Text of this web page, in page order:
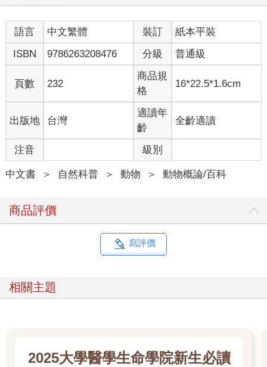
此瞥見我的第一隻翠鳥或倉鴞（barn owl）才更有可能引誘我走入
自然，並且啟發我一生對於自然世界的熱愛。
鳥類是如此無所不在，或許解釋了為何比起其他動物，牠們幾個
世紀以來引發了更多研究並且激發更多藝術創作。從科學的角
度，鳥類是我們了解演化等基礎概念的途徑（想想達爾文的雀
鳥）。在文化方面，牠們造就了無盡的音樂、藝術和文學，並且
成為從軍事力量到靈魂昇華等各種事物的象徵。從諾亞的鴿子到
阿茲特克神聖的咬鵑，所有文化都將某種鳥視為自身價值觀和信
本書講述80 種鳥類的故事，每一種都對某個國家或地區具有特殊
意義。鳥種的選擇旨在展現鳥類世界的多樣性，包括人氣明星
鳥、海上漂泊的鳥、令人敬畏的猛禽以及熱帶美鳥。本書與其說
是一個鳥類辨識指南或擺在咖啡桌上的畫冊，更著墨在鳥類對我
們的意義；每個物種不僅有自然史的描述，也介紹了牠們與人類
將我的選擇削減至80 種是一個棘手的挑戰，我本可以輕易地選出
另外80 種──你可能會感到困惑或失望，因為遊隼和孔雀這些家
位置，但我希望我的左右為難能夠強調出鳥類豐富的程度。
綜觀這個清單，我們總是顯而易見地被某些特質吸引目光。首先
華美的羽毛所震懾，許多鳥類以戲劇化的方式展現牠們的華麗裝
飾：安地斯動冠傘鳥與華美天堂鳥在這方面確實當仁不讓。而且
但是視覺效果並不是鳥類唯一的魅力，牠們還有聲音能同時刺激
鶯的複雜旋律充滿了抒情的浪漫，而渡鴉嘶啞的嘎嘎聲則讓人聯
語言 中文繁體 裝訂
紙本平裝
ISBN
9786263208476 分級 普通級
頁數 232
商品規
格
16*22.5*1.6cm
出版地 台灣
適讀年
齡
全齡適讀
注音 級別
中文書 ＞ 自然科普 ＞ 動物 ＞ 動物概論/百科
商品評價
寫評價
相關主題
2025大學醫學生命學院新生必讀